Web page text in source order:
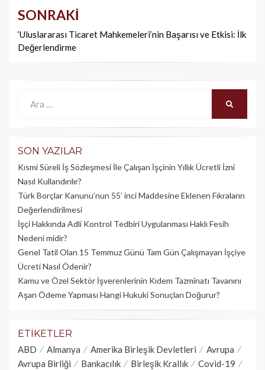
SONRAKI
‘Uluslararası Ticaret Mahkemeleri’nin Başarısı ve Etkisi: İlk
Değerlendirme
SON YAZILAR
Kısmi Süreli İş Sözleşmesi İle Çalışan İşçinin Yıllık Üc­retli İzni
Nasıl Kullandırılır?
Türk Borçlar Kanunu’nun 55’ inci Maddesine Eklenen Fıkraların
Değerlendirilmesi
İşçi Hakkında Adli Kontrol Tedbiri Uygulanması Haklı Fesih
Nedeni midir?
Genel Tatil Olan 15 Temmuz Günü Tam Gün Çalışmayan İşçiye
Ücreti Nasıl Ödenir?
Kamu ve Özel Sektör İşverenlerinin Kıdem Tazminatı Tavanını
Aşan Ödeme Yapması Hangi Hukuki Sonuçları Doğurur?
ETIKETLER
ABD Almanya Amerika Birleşik Devletleri
Avrupa
Avrupa Birliği
Bankacılık Birleşik Krallık
Covid-19